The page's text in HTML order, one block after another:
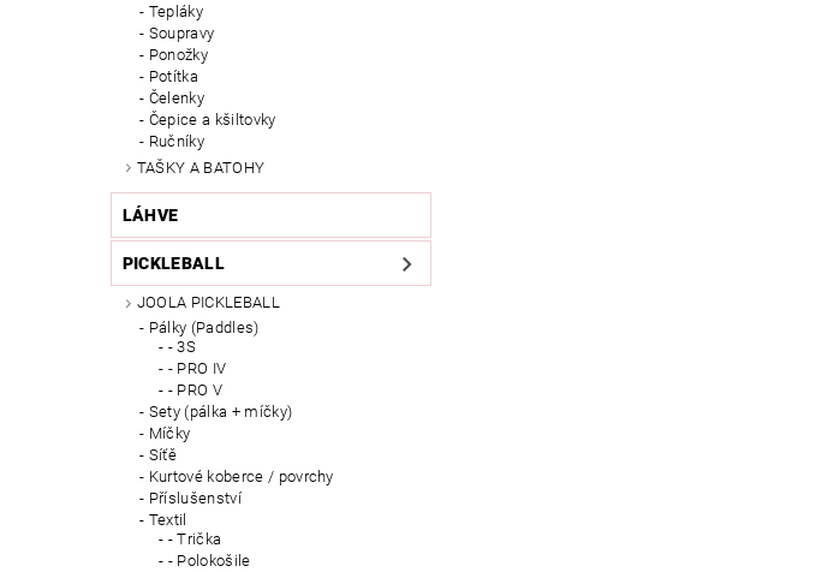
Tepláky
Soupravy
Ponožky
Potítka
Čelenky
Čepice a kšiltovky
Ručníky
TAŠKY A BATOHY
LÁHVE
PICKLEBALL
JOOLA PICKLEBALL
Pálky (Paddles)
- 3S
- PRO IV
- PRO V
Sety (pálka + míčky)
Míčky
Síťě
Kurtové koberce / povrchy
Příslušenství
Textil
- Trička
- Polokošile